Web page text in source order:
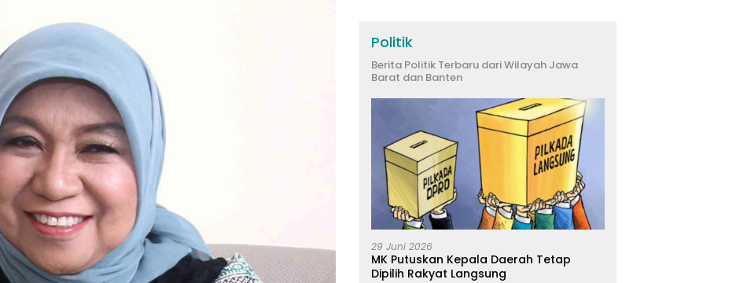
Politik
Berita Politik Terbaru dari Wilayah Jawa
Barat dan Banten
29 Juni 2026
MK Putuskan Kepala Daerah Tetap
Dipilih Rakyat Langsung